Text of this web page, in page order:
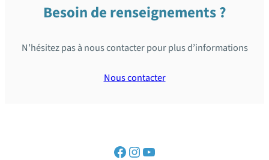
Besoin de renseignements ?
N’hésitez pas à nous contacter pour plus d’informations
Nous contacter